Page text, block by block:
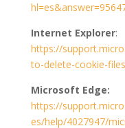
Internet Explorer:
https://
to-delete-cookie-
Microsoft Edge:
https://
es/help/4027947/